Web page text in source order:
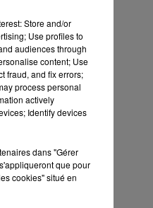
Store and/or
Use profiles to
audiences through
content; Use
fraud, and fix errors;
process personal
actively
Identify devices
dans "Gérer
que pour
cookies" situé en